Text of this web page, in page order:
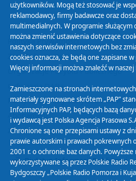
Polityka Prywatności
Zasady korzystania z Serwisu
Organizacje Pożytku Publicznego
Cyfryzacja DAB+
Polityka ochrony danych osobowych
Abonament
Zamówienia publiczne
Biuletyn Informacji Publicznej
użytkowników. Mogą też stosować je
reklamodawcy, firmy badawcze oraz
multimedialnych. W programie służącym
można zmienić ustawienia dotyczące
naszych serwisów internetowych bez
cookies oznacza, że będą one zapisane
Więcej informacji można znaleźć w naszej
Zamieszczone na stronach
materiały sygnowane skrótem „PAP”
Informacyjnych PAP, będących bazą
i wydawcą jest Polska Agencja Prasowa
Chronione są one przepisami ustawy z
prawie autorskim i prawach pokrewnych
2001 r. o ochronie baz danych. Powyższe
wykorzystywane są przez Polskie Radio
Bydgoszczy „Polskie Radio Pomorza i